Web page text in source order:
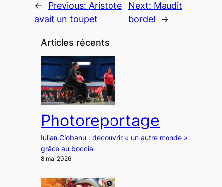
← Previous: Aristote
avait un toupet
Next: Maudit
bordel
→
Articles récents
Photoreportage
Iulian Ciobanu : découvrir « un autre monde »
grâce au boccia
8 mai 2026